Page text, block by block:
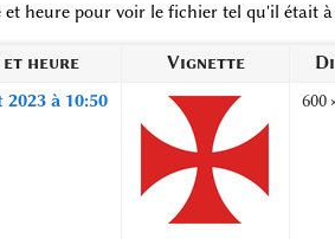
heure pour voir le fichier tel qu'il était
et heure Vignette
à 10:50 600